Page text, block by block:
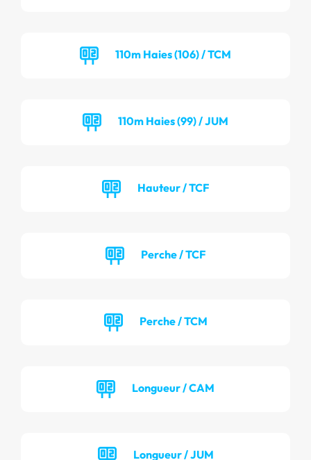
110m Haies (106) / TCM
110m Haies (99) / JUM
Hauteur / TCF
Perche / TCF
Perche / TCM
Longueur / CAM
Longueur / JUM